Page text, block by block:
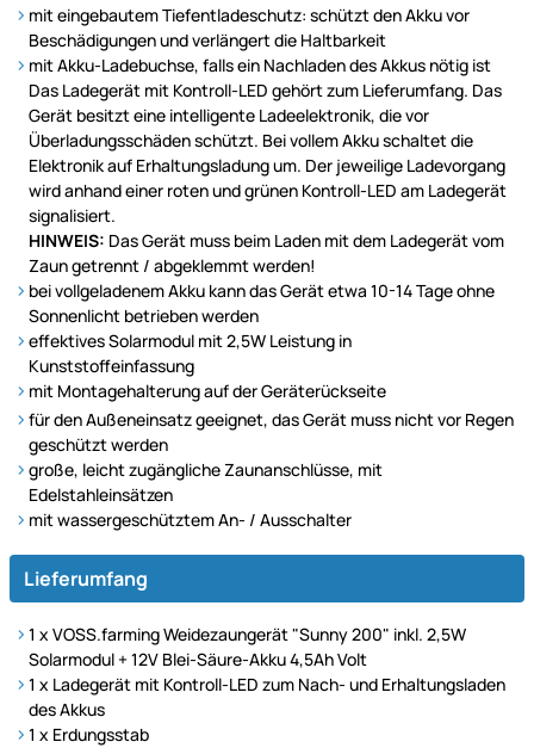
mit eingebautem Tiefentladeschutz: schützt den Akku vor
Beschädigungen und verlängert die Haltbarkeit
mit Akku-Ladebuchse, falls ein Nachladen des Akkus nötig ist
Das Ladegerät mit Kontroll-LED gehört zum Lieferumfang. Das
Gerät besitzt eine intelligente Ladeelektronik, die vor
Überladungsschäden schützt. Bei vollem Akku schaltet die
Elektronik auf Erhaltungsladung um. Der jeweilige Ladevorgang
wird anhand einer roten und grünen Kontroll-LED am Ladegerät
signalisiert.
HINWEIS: Das Gerät muss beim Laden mit dem Ladegerät vom
Zaun getrennt / abgeklemmt werden!
bei vollgeladenem Akku kann das Gerät etwa 10-14 Tage ohne
Sonnenlicht betrieben werden
effektives Solarmodul mit 2,5W Leistung in
Kunststoffeinfassung
mit Montagehalterung auf der Geräterückseite
für den Außeneinsatz geeignet, das Gerät muss nicht vor Regen
geschützt werden
große, leicht zugängliche Zaunanschlüsse, mit
Edelstahleinsätzen
mit wassergeschütztem An- / Ausschalter
Lieferumfang
1 x VOSS.farming Weidezaungerät "Sunny 200" inkl. 2,5W
Solarmodul + 12V Blei-Säure-Akku 4,5Ah Volt
1 x Ladegerät mit Kontroll-LED zum Nach- und Erhaltungsladen
des Akkus
1 x Erdungsstab